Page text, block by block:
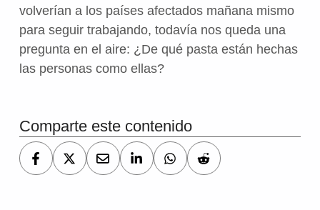
volverían a los países afectados mañana mismo
para seguir trabajando, todavía nos queda una
pregunta en el aire: ¿De qué pasta están hechas
las personas como ellas?
Comparte este contenido